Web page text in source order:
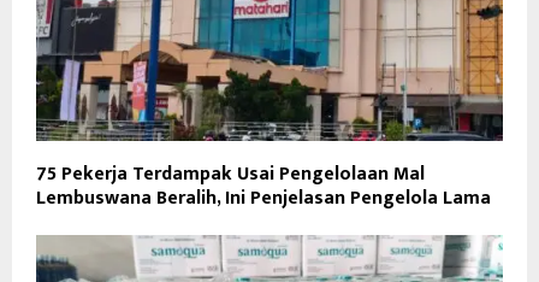
75 Pekerja Terdampak Usai Pengelolaan Mal
Lembuswana Beralih, Ini Penjelasan Pengelola Lama